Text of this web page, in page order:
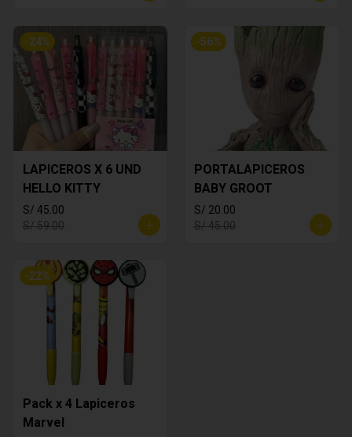
-24%
LAPICEROS X 6 UND
HELLO KITTY
S/ 45.00
S/ 59.00
-56%
PORTALAPICEROS
BABY GROOT
S/ 20.00
S/ 45.00
-22%
Pack x 4 Lapiceros
Marvel